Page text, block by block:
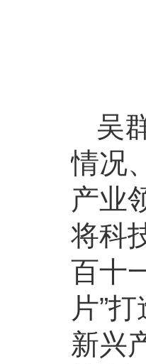
吴
情况
产业
将科
百十
片”
新兴